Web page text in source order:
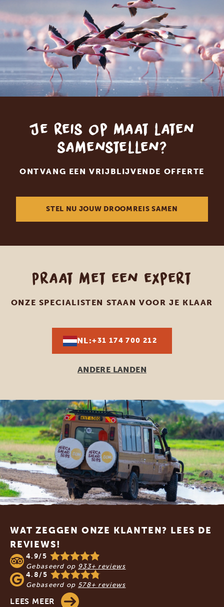
Je reis op maat laten
samenstellen?
ONTVANG EEN VRIJBLIJVENDE OFFERTE
STEL NU JOUW DROOMREIS SAMEN
Praat met een expert
ONZE SPECIALISTEN STAAN VOOR JE KLAAR
NL:+31 174 700 212
ANDERE LANDEN
WAT ZEGGEN ONZE KLANTEN? LEES DE
REVIEWS!
4.9/5
Gebaseerd op 933+ reviews
4.8/5
Gebaseerd op 578+ reviews
LEES MEER